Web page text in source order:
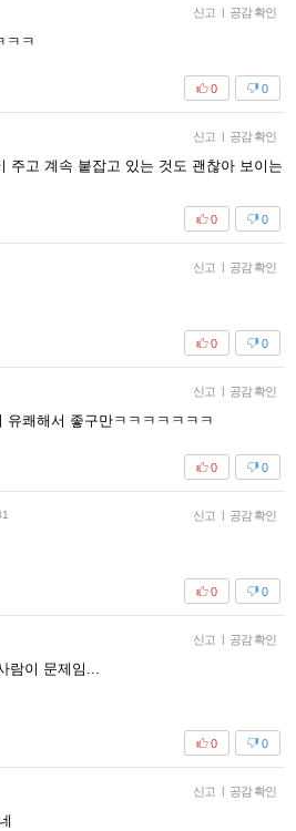
신고 | 공감 확인
ㅋㅋ
0
0
신고 | 공감 확인
주고 계속 붙잡고 있는 것도 괜찮아 보이는
0
0
신고 | 공감 확인
0
0
신고 | 공감 확인
유쾌해서 좋구만ㅋㅋㅋㅋㅋㅋㅋ
0
0
신고 | 공감 확인
0
0
신고 | 공감 확인
람이 문제임...
0
0
신고 | 공감 확인